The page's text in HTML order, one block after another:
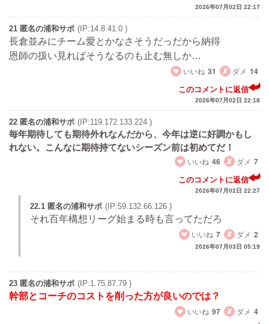
2026年07月02日 22:17
21 匿名の浦和サポ (IP:14.8.41.0 )
長倉並みにチーム愛とかなさそうだっだから納得
恩師の扱い見ればそうなるのも止む無しか…
いいね 31 ダメ 14
このコメントに返信
2026年07月02日 22:18
22 匿名の浦和サポ (IP:119.172.133.224 )
毎年期待しても期待外れなんだから、今年は逆に好調かもし
れない。こんなに期待持てないシーズン前は初めてだ！
いいね 46 ダメ 7
このコメントに返信
2026年07月02日 22:27
22.1 匿名の浦和サポ (IP:59.132.66.126 )
それ百年構想リーグ始まる時も言ってただろ
いいね 7 ダメ 2
2026年07月03日 05:19
23 匿名の浦和サポ (IP:1.75.87.79 )
幹部とコーチのコストを削った方が良いのでは？
いいね 97 ダメ 4